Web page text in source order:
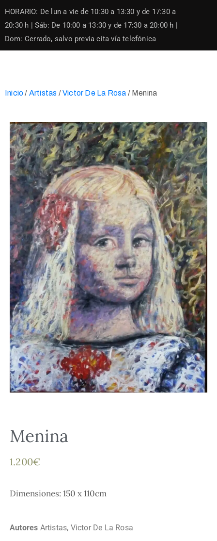
to
content
HORARIO: De lun a vie de 10:30 a 13:30 y de 17:30 a
20:30 h | Sáb: De 10:00 a 13:30 y de 17:30 a 20:00 h |
Dom: Cerrado, salvo previa cita vía telefónica
Inicio/ Artistas /Victor De La Rosa / Menina
Menina
1.200€
Dimensiones: 150 x 110cm
Autores Artistas, Victor De La Rosa